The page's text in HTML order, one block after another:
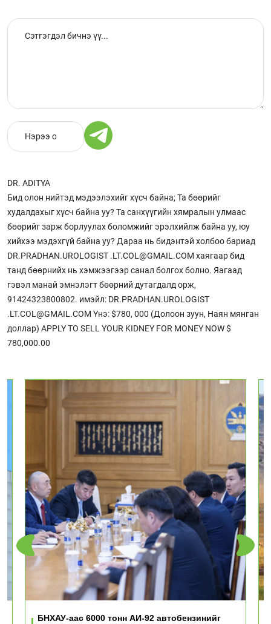
DR. ADITYA
Бид олон нийтэд мэдээлэхийг хүсч байна; Та бөөрийг
худалдахыг хүсч байна уу? Та санхүүгийн хямралын улмаас
бөөрийг зарж борлуулах боломжийг эрэлхийлж байна уу, юу
хийхээ мэдэхгүй байна уу? Дараа нь бидэнтэй холбоо бариад
DR.PRADHAN.UROLOGIST .LT.COL@GMAIL.COM хаягаар бид
танд бөөрнийх нь хэмжээгээр санал болгох болно. Яагаад
гэвэл манай эмнэлэгт бөөрний дутагдалд орж,
91424323800802. имэйл: DR.PRADHAN.UROLOGIST
.LT.COL@GMAIL.COM Yнэ: $780, 000 (Долоон зуун, Наян мянган
доллар) APPLY TO SELL YOUR KIDNEY FOR MONEY NOW $
780,000.00
БНХАУ-аас 6000 тонн АИ-92 автобензинийг